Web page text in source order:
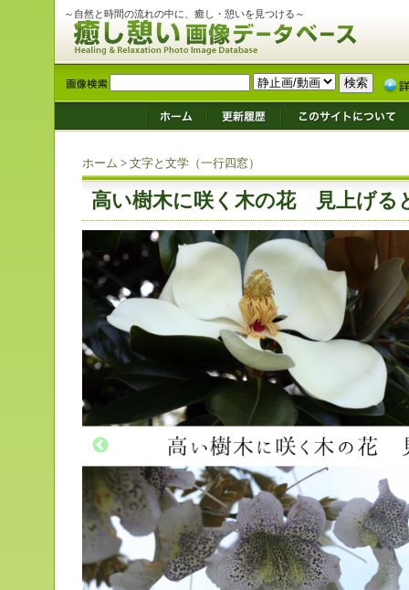
～自然と時間の流れの中に、癒し・憩いを見つける～
ホーム > 文字と文学（一行四窓）
高い樹木に咲く木の花 見上げ